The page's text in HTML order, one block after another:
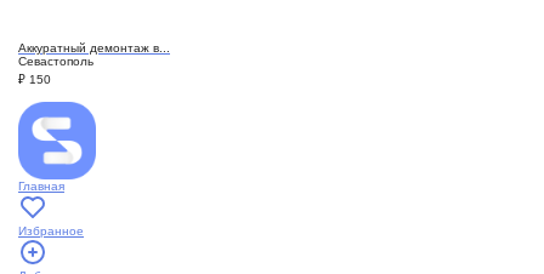
Аккуратный демонтаж в...
Севастополь
₽ 150
Главная
Избранное